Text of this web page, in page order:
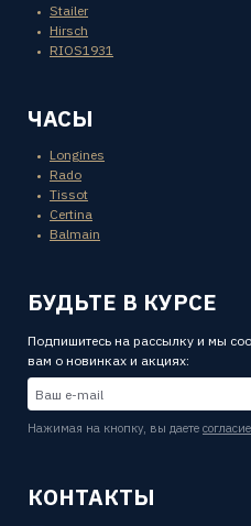
Stailer
Hirsch
RIOS1931
ЧАСЫ
Longines
Rado
Tissot
Certina
Balmain
БУДЬТЕ В КУРСЕ
Подпишитесь на рассылку и мы
вам о новинках и акциях:
Нажимая на кнопку, вы даете
КОНТАКТЫ